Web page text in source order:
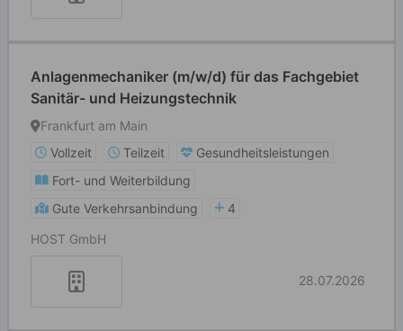
Anlagenmechaniker (m/w/d) für das Fachgebiet
Sanitär- und Heizungstechnik
Frankfurt am Main
Vollzeit
Teilzeit
Gesundheitsleistungen
Fort- und Weiterbildung
Gute Verkehrsanbindung
4
HOST GmbH
28.07.2026